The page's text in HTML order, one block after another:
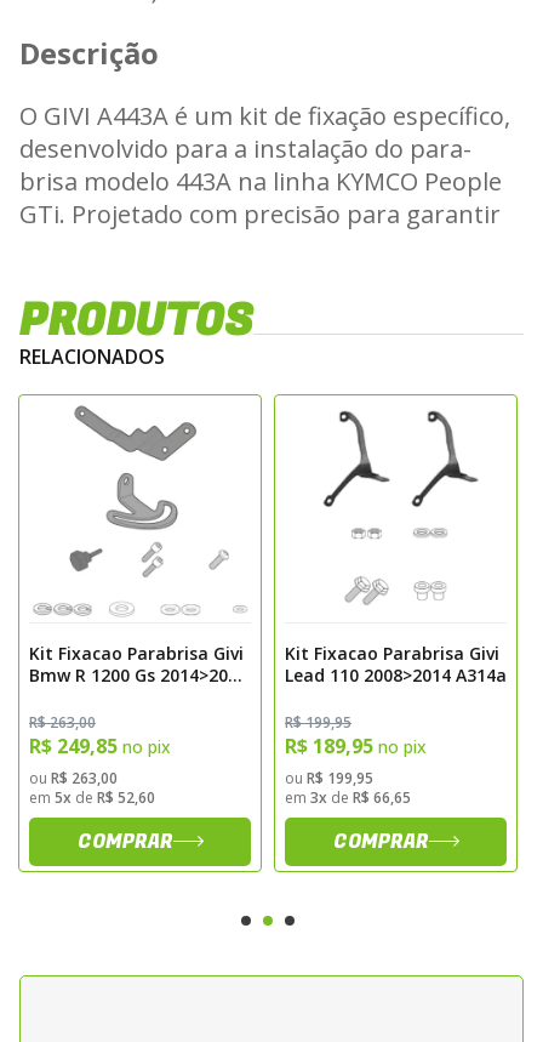
Descrição
O GIVI A443A é um kit de fixação específico,
desenvolvido para a instalação do para-
brisa modelo 443A na linha KYMCO People
GTi. Projetado com precisão para garantir
de modificações na motocicleta.
*Para-brisa 443A vendido separadamente.
PRODUTOS
RELACIONADOS
Kit Fixacao Parabrisa Givi
Bmw R 1200 Gs 2014>2018
R$ 263,00
R$ 249,85 no pix
ou R$ 263,00
em 5x de R$ 52,60
COMPRAR
Kit Fixacao Parabrisa Givi
Lead 110 2008>2014 A314a
R$ 199,95
R$ 189,95 no pix
ou R$ 199,95
em 3x de R$ 66,65
COMPRAR